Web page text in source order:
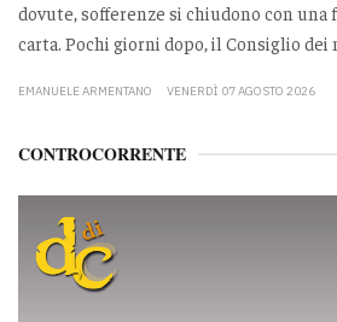
dovute, sofferenze si chiudono con una
carta. Pochi giorni dopo, il Consiglio dei
EMANUELE ARMENTANO VENERDÌ 07 AGOSTO 2026
CONTROCORRENTE